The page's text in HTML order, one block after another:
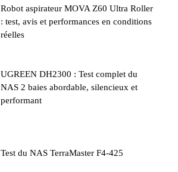
Robot aspirateur MOVA Z60 Ultra Roller
: test, avis et performances en conditions
réelles
UGREEN DH2300 : Test complet du
NAS 2 baies abordable, silencieux et
performant
Test du NAS TerraMaster F4-425